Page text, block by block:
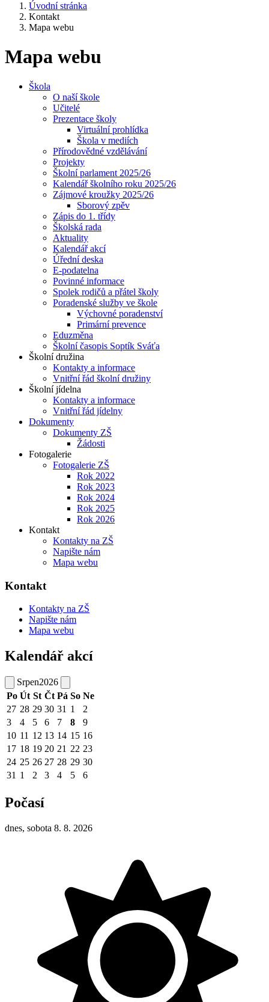
Úvodní stránka
Kontakt
Mapa webu
Mapa webu
Škola
O naší škole
Učitelé
Prezentace školy
Virtuální prohlídka
Škola v mediích
Přírodovědné vzdělávání
Projekty
Školní parlament 2025/26
Kalendář školního roku 2025/26
Zájmové kroužky 2025/26
Sborový zpěv
Zápis do 1. třídy
Školská rada
Aktuality
Kalendář akcí
Úřední deska
E-podatelna
Povinné informace
Spolek rodičů a přátel školy
Poradenské služby ve škole
Výchovné poradenství
Primární prevence
Eduzměna
Školní časopis Soptík Sváťa
Školní družina
Kontakty a informace
Vnitřní řád školní družiny
Školní jídelna
Kontakty a informace
Vnitřní řád jídelny
Dokumenty
Dokumenty ZŠ
Žádosti
Fotogalerie
Fotogalerie ZŠ
Rok 2022
Rok 2023
Rok 2024
Rok 2025
Rok 2026
Kontakt
Kontakty na ZŠ
Napište nám
Mapa webu
Kontakt
Kontakty na ZŠ
Napište nám
Mapa webu
Kalendář akcí
Srpen2026
Po Út St Čt Pá So Ne
27 28 29 30 31 1
2
3
4 5 6 7 8
9
10 11 12 13 14 15 16
17 18 19 20 21 22 23
24 25 26 27 28 29 30
31 1 2 3 4 5 6
Počasí
dnes, sobota 8. 8. 2026